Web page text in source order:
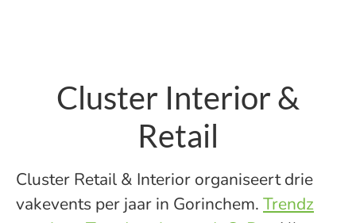
Cluster Interior &
Retail
Cluster Retail & Interior organiseert drie
vakevents per jaar in Gorinchem. Trendz